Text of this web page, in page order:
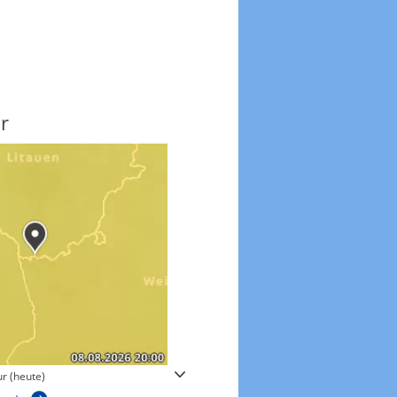
(heute) Windgeschwindigkeiten in 3h